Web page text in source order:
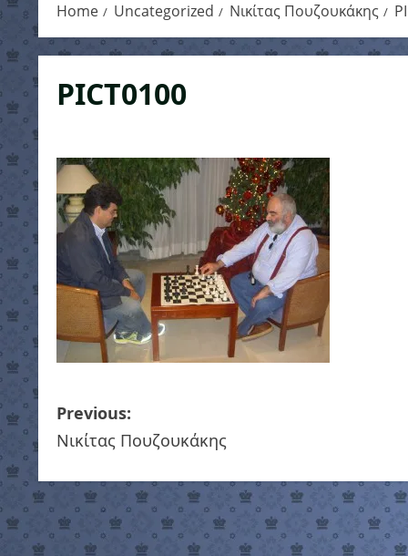
Home Uncategorized Νικίτας Πουζουκάκης
PICT0100
P
o
s
t
Previous:
Νικίτας Πουζουκάκης